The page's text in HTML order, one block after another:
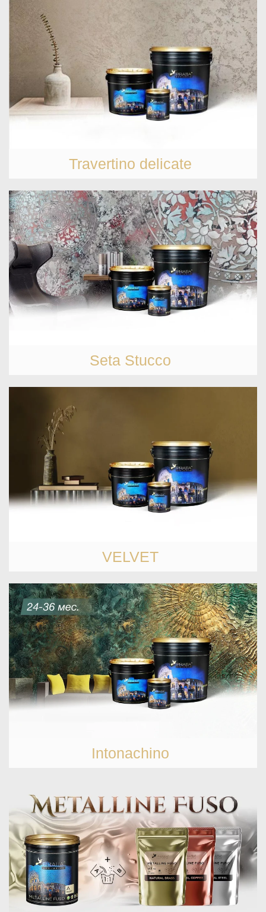
Travertino delicate
Seta Stucco
VELVET
Intonachino